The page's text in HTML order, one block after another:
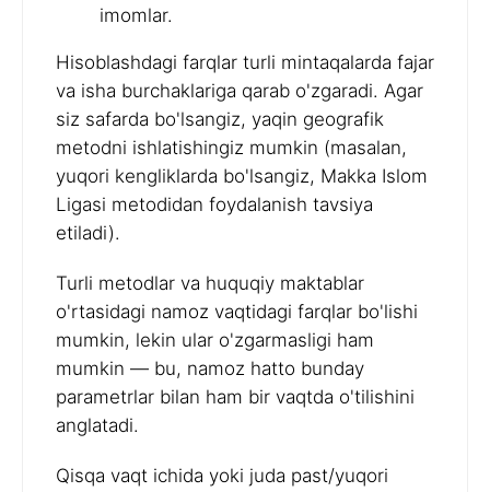
imomlar.
Hisoblashdagi farqlar turli mintaqalarda fajar
va isha burchaklariga qarab o'zgaradi. Agar
siz safarda bo'lsangiz, yaqin geografik
metodni ishlatishingiz mumkin (masalan,
yuqori kengliklarda bo'lsangiz, Makka Islom
Ligasi metodidan foydalanish tavsiya
etiladi).
Turli metodlar va huquqiy maktablar
o'rtasidagi namoz vaqtidagi farqlar bo'lishi
mumkin, lekin ular o'zgarmasligi ham
mumkin — bu, namoz hatto bunday
parametrlar bilan ham bir vaqtda o'tilishini
anglatadi.
Qisqa vaqt ichida yoki juda past/yuqori